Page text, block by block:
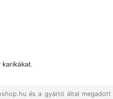
és a gyártó által